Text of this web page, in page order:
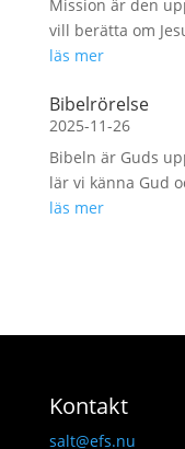
Mission är den
vill berätta om
läs mer
Bibelrörelse
2025-11-26
Bibeln är Guds
lär vi känna Gud
läs mer
Kontakt
salt@efs.nu